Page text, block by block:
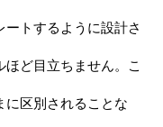
トするように設計さ
ど目立ちません。こ
に区別されることな